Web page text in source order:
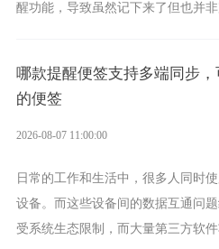
醒功能，导致虽然记下来了但也并
哪款提醒便签支持多端同步
的便签
2026-08-07 11:00:00
日常的工作和生活中，很多人同时
设备。而这些设备间的数据互通问
受系统生态限制，而大量第三方软